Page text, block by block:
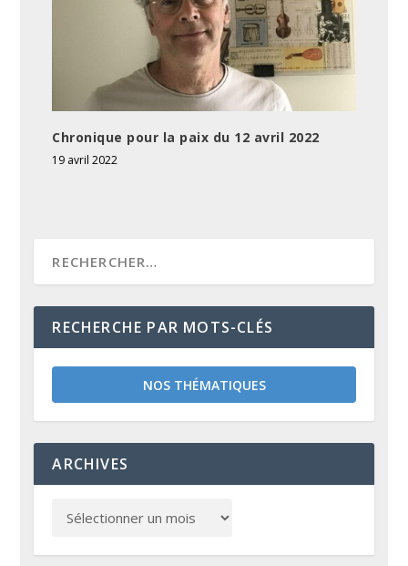
Chronique pour la paix du 12 avril 2022
19 avril 2022
RECHERCHE PAR MOTS-CLÉS
NOS THÉMATIQUES
ARCHIVES